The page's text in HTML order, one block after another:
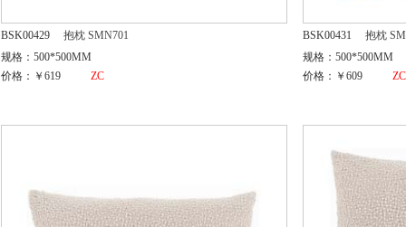
BSK00429
抱枕 SMN701
规格：500*500MM
价格：￥619
ZC
BSK00431
抱枕
规格：500*500MM
价格：￥609
ZC